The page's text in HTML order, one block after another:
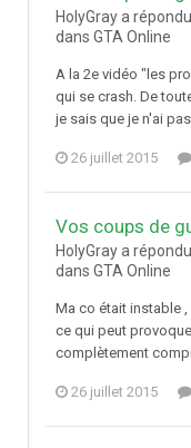
HolyGray a
dans GTA Online
A la 2e vidéo "les
qui se crash. De
je sais que je n'ai
26 juillet 2015
Vos coups de
HolyGray a
dans GTA Online
Ma co était instable
ce qui peut
complètement
26 juillet 2015